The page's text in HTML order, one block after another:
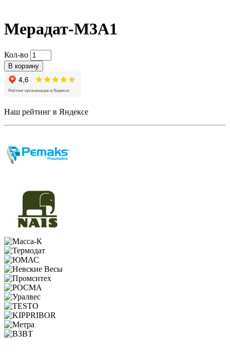
Мерадат-М3А1
Кол-во
В корзину
Наш рейтинг в Яндексе